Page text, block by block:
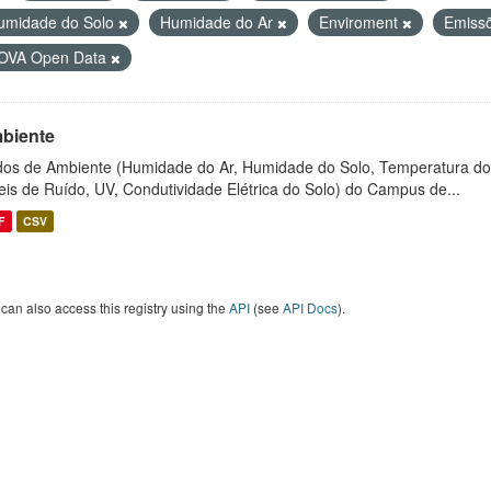
do Solo Humidade do Ar Enviroment
Open Data
de Ambiente (Humidade do Ar, Humidade do Solo, Temperatura
de Ruído, UV, Condutividade Elétrica do Solo) do Campus de...
CSV
also access this registry using the API (see API Docs).